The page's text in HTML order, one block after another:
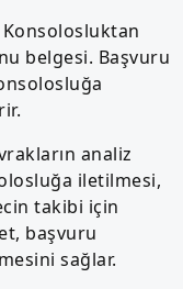
Konsolosluktan
belgesi. Başvuru
analiz
iletilmesi,
takibi için
başvuru
sağlar.